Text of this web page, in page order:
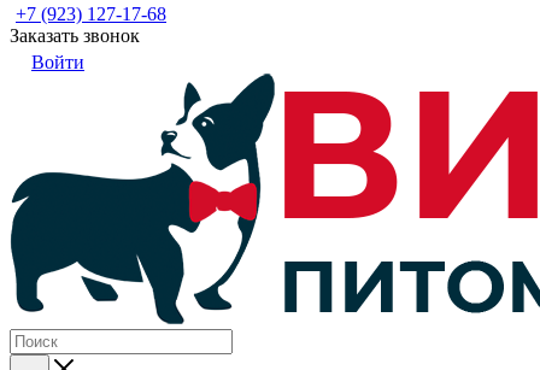
+7 (923) 127-17-68
Заказать звонок
Войти